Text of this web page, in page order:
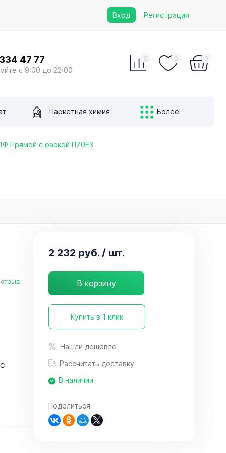
Вход Регистрация
47 77
с 9:00 до 22:00
0 0 0
Паркетная химия Более
Прямой с фаской П70F3
2 232 руб. / шт.
В корзину
Купить в 1 клик
Нашли дешевле
Рассчитать доставку
В наличии
Поделиться